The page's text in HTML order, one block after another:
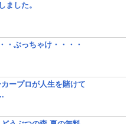
ました。
・ぶっちゃけ・・・・
ープロが人生を賭けて